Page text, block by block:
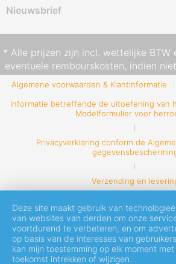
Nieuwsbrief
* Alle prijzen zijn incl. wettelijke BTW
eventuele rembourskosten, indien
Algemene voorwaarden & Klantinformatie
Informatie betreffende de uitoefening van
Modelformulier voor
Privacyverklaring conform de
Verzending en
Deze site maakt gebruik van
van websites van derden om onze
voortdurend te verbeteren, en om
op basis van de interesses van
kan mijn toestemming op elk moment
toekomst intrekken of wijzigen.